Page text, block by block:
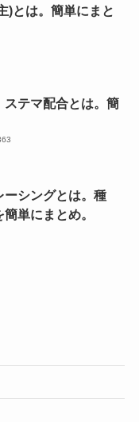
)とは。簡単にまと
ステマ配合とは。簡
ーシングとは。種
単にまとめ。